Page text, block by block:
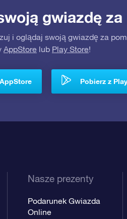
gwiazdę
i oglądaj swoją gwiazdę za
AppStore lub Play Store!
Pobierz z
Nasze prezenty
Podarunek Gwiazda
Online